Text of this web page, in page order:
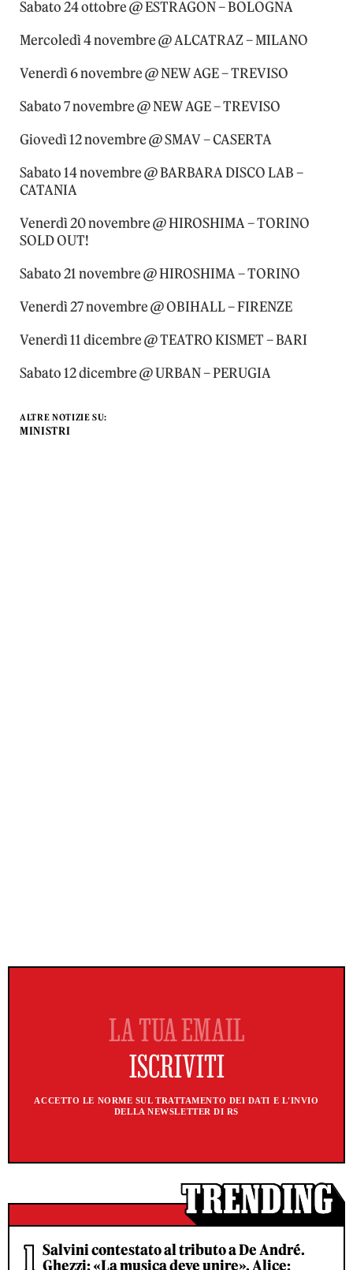
Sabato 24 ottobre @ ESTRAGON – BOLOGNA
Mercoledì 4 novembre @ ALCATRAZ – MILANO
Venerdì 6 novembre @ NEW AGE – TREVISO
Sabato 7 novembre @ NEW AGE – TREVISO
Giovedì 12 novembre @ SMAV – CASERTA
Sabato 14 novembre @ BARBARA DISCO LAB –
CATANIA
Venerdì 20 novembre @ HIROSHIMA – TORINO
SOLD OUT!
Sabato 21 novembre @ HIROSHIMA – TORINO
Venerdì 27 novembre @ OBIHALL – FIRENZE
Venerdì 11 dicembre @ TEATRO KISMET – BARI
Sabato 12 dicembre @ URBAN – PERUGIA
ALTRE NOTIZIE SU:
MINISTRI
ACCETTO LE NORME SUL TRATTAMENTO DEI DATI E L'INVIO
DELLA NEWSLETTER DI RS
Salvini contestato al tributo a De André.
Ghezzi: «La musica deve unire». Alice: